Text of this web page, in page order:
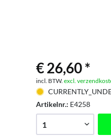
€ 26,60 *
incl. BTW.excl.
Artikelnr.: E4258